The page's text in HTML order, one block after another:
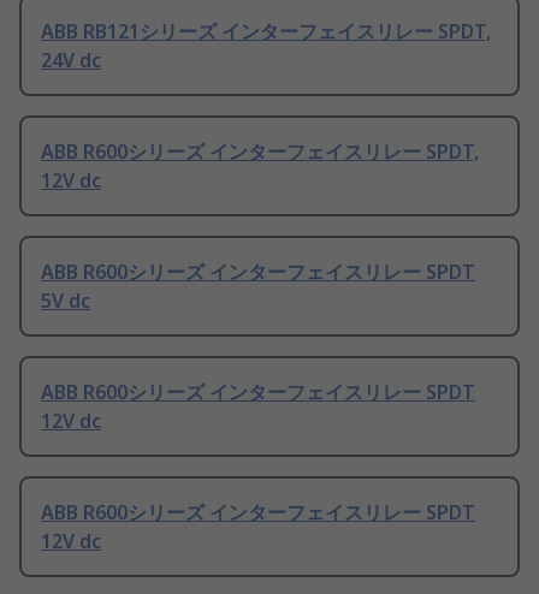
ABB RB121シリーズ インターフェイスリレー SPDT,
24V dc
ABB R600シリーズ インターフェイスリレー SPDT,
12V dc
ABB R600シリーズ インターフェイスリレー SPDT
5V dc
ABB R600シリーズ インターフェイスリレー SPDT
12V dc
ABB R600シリーズ インターフェイスリレー SPDT
12V dc